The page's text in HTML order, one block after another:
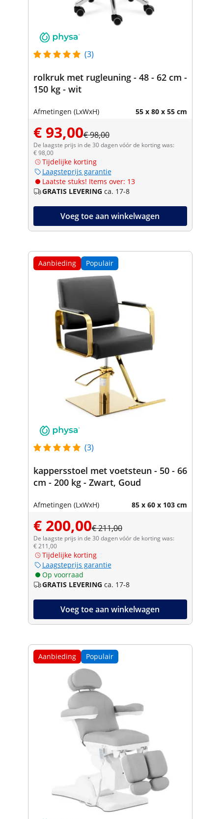
(3)
rolkruk met rugleuning - 48 - 62 cm -
150 kg - wit
Afmetingen (LxWxH) 55 x 80 x 55 cm
€ 93,00€ 98,00
De laagste prijs in de 30 dagen vóór de korting was:
€ 98,00
Tijdelijke korting
Laagsteprijs garantie
Laatste stuks! Items over: 13
GRATIS LEVERING ca. 17-8
Voeg toe aan winkelwagen
Aanbieding Populair
(3)
kappersstoel met voetsteun - 50 - 66
cm - 200 kg - Zwart, Goud
Afmetingen (LxWxH) 85 x 60 x 103 cm
€ 200,00€ 211,00
De laagste prijs in de 30 dagen vóór de korting was:
€ 211,00
Tijdelijke korting
Laagsteprijs garantie
Op voorraad
GRATIS LEVERING ca. 17-8
Voeg toe aan winkelwagen
Aanbieding Populair